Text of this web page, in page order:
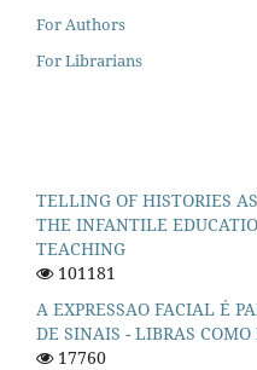
For Authors
For Librarians
TELLING OF HISTORIES
THE INFANTILE
TEACHING
101181
A EXPRESSAO FACIAL É
DE SINAIS - LIBRAS COMO
17760